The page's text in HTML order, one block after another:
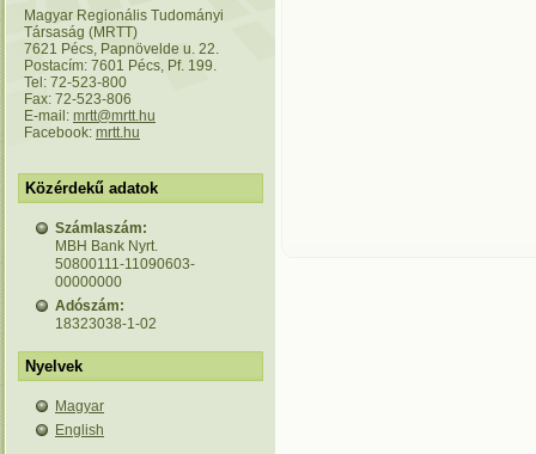
Magyar Regionális Tudományi
Társaság (MRTT)
7621 Pécs, Papnövelde u. 22.
Postacím: 7601 Pécs, Pf. 199.
Tel: 72-523-800
Fax: 72-523-806
E-mail: mrtt@mrtt.hu
Facebook: mrtt.hu
Közérdekű adatok
Számlaszám:
MBH Bank Nyrt.
50800111-11090603-
00000000
Adószám:
18323038-1-02
Nyelvek
Magyar
English